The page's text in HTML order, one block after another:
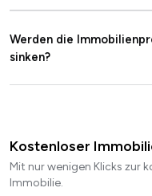
Werden die
sinken?
Kostenloser
Mit nur wenigen Klicks zur
Immobilie.